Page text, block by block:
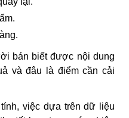
bán biết được nội dung
và đâu là điểm cần cải
việc dựa trên dữ liệu